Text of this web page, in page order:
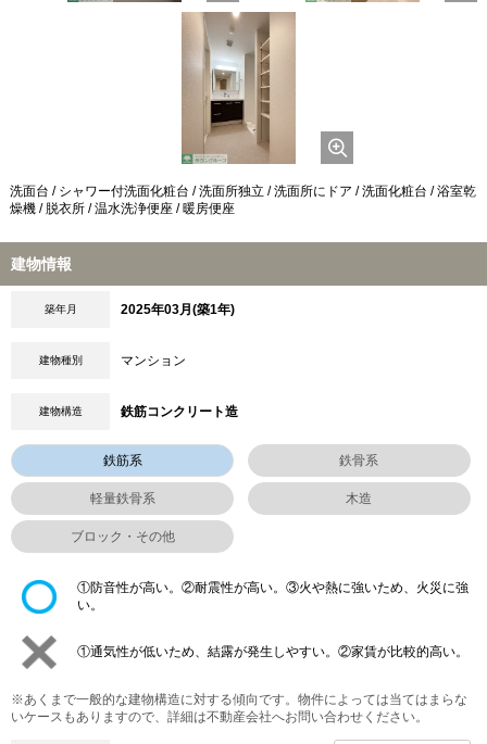
洗面台 / シャワー付洗面化粧台 / 洗面所独立 / 洗面所にドア / 洗面化粧台 / 浴室乾
燥機 / 脱衣所 / 温水洗浄便座 / 暖房便座
建物情報
築年月 2025年03月(築1年)
建物種別 マンション
建物構造 鉄筋コンクリート造
鉄筋系 鉄骨系
軽量鉄骨系 木造
ブロック・その他
①防音性が高い。②耐震性が高い。③火や熱に強いため、火災に強
い。
①通気性が低いため、結露が発生しやすい。②家賃が比較的高い。
※あくまで一般的な建物構造に対する傾向です。物件によっては当てはまらな
いケースもありますので、詳細は不動産会社へお問い合わせください。